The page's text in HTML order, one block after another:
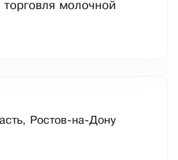
молочной
Ростов-на-Дону